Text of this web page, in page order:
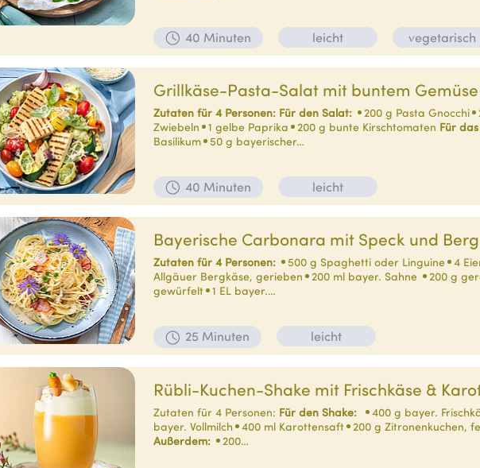
40 Minuten leicht vegetarisch
Grillkäse-Pasta-Salat mit buntem Gemüse
Zutaten für 4 Personen: Für den Salat: 200 g Pasta Gnocchi
Zwiebeln
1 gelbe Paprika 200 g bunte Kirschtomaten Für
Basilikum
50 g bayerischer…
40 Minuten leicht
Bayerische Carbonara mit Speck und
Zutaten für 4 Personen: 500 g Spaghetti oder Linguine 4
Allgäuer Bergkäse, gerieben
200 ml bayer. Sahne
200 g
gewürfelt
1 EL bayer.…
25 Minuten leicht
Rübli-Kuchen-Shake mit Frischkäse &
Zutaten für 4 Personen: Für den Shake: 400 g bayer.
bayer. Vollmilch
400 ml Karottensaft 200 g Zitronenkuchen,
Außerdem:
200…